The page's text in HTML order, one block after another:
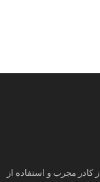
1376 با بهره گیری از کادر مجرب و استفاده از